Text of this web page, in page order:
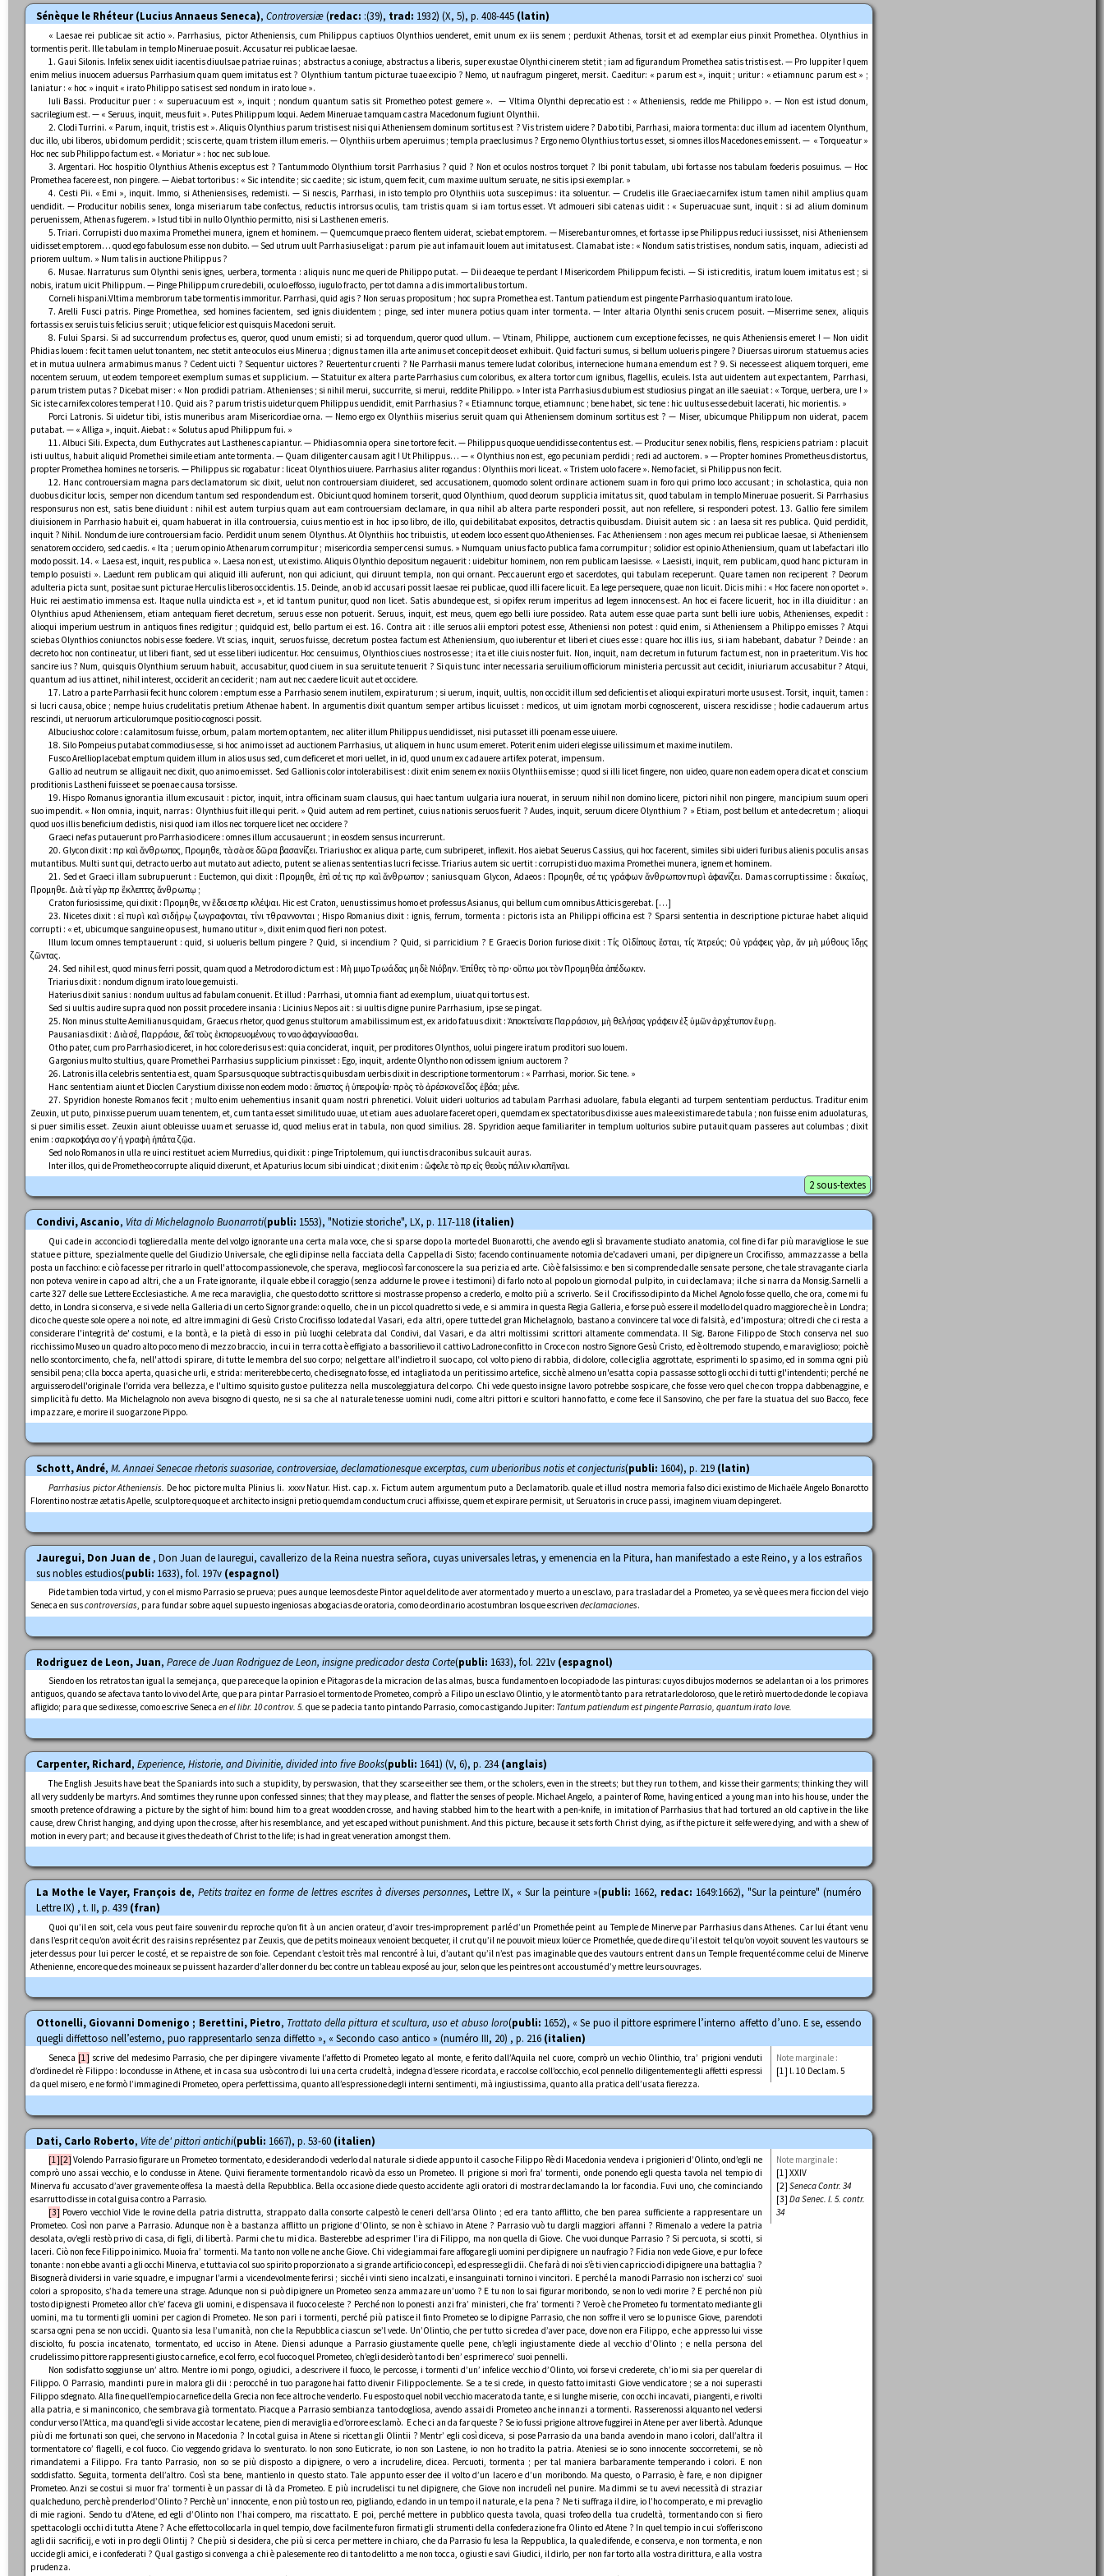
Sénèque le Rhéteur (Lucius Annaeus Seneca), Controversiæ(redac: :(39), trad: 1932) (X, 5), p. 408-445 (latin)
« Laesae rei publicae sit actio ». Parrhasius, pictor Atheniensis, cum Philippus captiuos Olynthios uenderet, emit unum ex iis senem ; perduxit Athenas, torsit et ad exemplar eius pinxit Promethea. Olynthius in
tormentis perit. Ille tabulam in templo Mineruae posuit. Accusatur rei publicae laesae.
1. Gaui Silonis. Infelix senex uidit iacentis diuulsae patriae ruinas ; abstractus a coniuge, abstractus a liberis, super exustae Olynthi cinerem stetit ; iam ad figurandum Promethea satis tristis est. — Pro Iuppiter ! quem
enim melius inuocem aduersus Parrhasium quam quem imitatus est ? Olynthium tantum picturae tuae excipio ? Nemo, ut naufragum pingeret, mersit. Caeditur: « parum est », inquit ; uritur : « etiamnunc parum est » ;
laniatur : « hoc » inquit « irato Philippo satis est sed nondum in irato Ioue ».
Iuli Bassi. Producitur puer : « superuacuum est », inquit ; nondum quantum satis sit Prometheo potest gemere ». — Vltima Olynthi deprecatio est : « Atheniensis, redde me Philippo ». — Non est istud donum,
sacrilegium est. — « Seruus, inquit, meus fuit ». Putes Philippum loqui. Aedem Mineruae tamquam castra Macedonum fugiunt Olynthii.
2. Clodi Turrini. « Parum, inquit, tristis est ». Aliquis Olynthius parum tristis est nisi qui Atheniensem dominum sortitus est ? Vis tristem uidere ? Dabo tibi, Parrhasi, maiora tormenta: duc illum ad iacentem Olynthum,
duc illo, ubi liberos, ubi domum perdidit ; scis certe, quam tristem illum emeris. — Olynthiis urbem aperuimus ; templa praeclusimus ? Ergo nemo Olynthius tortus esset, si omnes illos Macedones emissent. — « Torqueatur »
Hoc nec sub Philippo factum est. « Moriatur » : hoc nec sub Ioue.
3. Argentari. Hoc hospitio Olynthius Athenis exceptus est ? Tantummodo Olynthium torsit Parrhasius ? quid ? Non et oculos nostros torquet ? Ibi ponit tabulam, ubi fortasse nos tabulam foederis posuimus. — Hoc
Promethea facere est, non pingere. — Aiebat tortoribus : « Sic intendite ; sic caedite ; sic istum, quem fecit, cum maxime uultum seruate, ne sitis ipsi exemplar. »
4. Cesti Pii. « Emi », inquit. Immo, si Atheniensis es, redemisti. — Si nescis, Parrhasi, in isto templo pro Olynthiis uota suscepimus : ita soluentur. — Crudelis ille Graeciae carnifex istum tamen nihil amplius quam
uendidit. — Producitur nobilis senex, longa miseriarum tabe confectus, reductis introrsus oculis, tam tristis quam si iam tortus esset. Vt admoueri sibi catenas uidit : « Superuacuae sunt, inquit : si ad alium dominum
peruenissem, Athenas fugerem. » Istud tibi in nullo Olynthio permitto, nisi si Lasthenen emeris.
5. Triari. Corrupisti duo maxima Promethei munera, ignem et hominem. — Quemcumque praeco flentem uiderat, sciebat emptorem. — Miserebantur omnes, et fortasse ipse Philippus reduci iussisset, nisi Atheniensem
uidisset emptorem… quod ego fabulosum esse non dubito. — Sed utrum uult Parrhasius eligat : parum pie aut infamauit Iouem aut imitatus est. Clamabat iste : « Nondum satis tristis es, nondum satis, inquam, adiecisti ad
priorem uultum. » Num talis in auctione Philippus ?
6. Musae. Narraturus sum Olynthi senis ignes, uerbera, tormenta : aliquis nunc me queri de Philippo putat. — Dii deaeque te perdant ! Misericordem Philippum fecisti. — Si isti creditis, iratum Iouem imitatus est ; si
nobis, iratum uicit Philippum. — Pinge Philippum crure debili, oculo effosso, iugulo fracto, per tot damna a dis immortalibus tortum.
Corneli hispani.Vltima membrorum tabe tormentis immoritur. Parrhasi, quid agis ? Non seruas propositum ; hoc supra Promethea est. Tantum patiendum est pingente Parrhasio quantum irato Ioue.
7. Arelli Fusci patris. Pinge Promethea, sed homines facientem, sed ignis diuidentem ; pinge, sed inter munera potius quam inter tormenta. — Inter altaria Olynthi senis crucem posuit. —Miserrime senex, aliquis
fortassis ex seruis tuis felicius seruit ; utique felicior est quisquis Macedoni seruit.
8. Fului Sparsi. Si ad succurrendum profectus es, queror, quod unum emisti; si ad torquendum, queror quod ullum. — Vtinam, Philippe, auctionem cum exceptione fecisses, ne quis Atheniensis emeret ! — Non uidit
Phidias Iouem : fecit tamen uelut tonantem, nec stetit ante oculos eius Minerua ; dignus tamen illa arte animus et concepit deos et exhibuit. Quid facturi sumus, si bellum uolueris pingere ? Diuersas uirorum statuemus acies
et in mutua uulnera armabimus manus ? Cedent uicti ? Sequentur uictores ? Reuertentur cruenti ? Ne Parrhasii manus temere ludat coloribus, internecione humana emendum est ? 9. Si necesse est aliquem torqueri, eme
nocentem seruum, ut eodem tempore et exemplum sumas et supplicium. — Statuitur ex altera parte Parrhasius cum coloribus, ex altera tortor cum ignibus, flagellis, eculeis. Ista aut uidentem aut expectantem, Parrhasi,
parum tristem putas ? Dicebat miser : « Non prodidi patriam. Athenienses ; si nihil merui, succurrite, si merui, reddite Philippo. » Inter ista Parrhasius dubium est studiosius pingat an ille saeuiat : « Torque, uerbera, ure ! »
Sic iste carnifex colores temperat ! 10. Quid ais ? parum tristis uidetur quem Philippus uendidit, emit Parrhasius ? « Etiamnunc torque, etiamnunc ; bene habet, sic tene : hic uultus esse debuit lacerati, hic morientis. »
Porci Latronis. Si uidetur tibi, istis muneribus aram Misericordiae orna. — Nemo ergo ex Olynthiis miserius seruit quam qui Atheniensem dominum sortitus est ? — Miser, ubicumque Philippum non uiderat, pacem
putabat. — « Alliga », inquit. Aiebat : « Solutus apud Philippum fui. »
11. Albuci Sili. Expecta, dum Euthycrates aut Lasthenes capiantur. — Phidias omnia opera sine tortore fecit. — Philippus quoque uendidisse contentus est. — Producitur senex nobilis, flens, respiciens patriam : placuit
isti uultus, habuit aliquid Promethei simile etiam ante tormenta. — Quam diligenter causam agit ! Ut Philippus… — « Olynthius non est, ego pecuniam perdidi ; redi ad auctorem. » — Propter homines Prometheus distortus,
propter Promethea homines ne torseris. — Philippus sic rogabatur : liceat Olynthios uiuere. Parrhasius aliter rogandus : Olynthiis mori liceat. « Tristem uolo facere ». Nemo faciet, si Philippus non fecit.
12. Hanc controuersiam magna pars declamatorum sic dixit, uelut non controuersiam diuideret, sed accusationem, quomodo solent ordinare actionem suam in foro qui primo loco accusant ; in scholastica, quia non
duobus dicitur locis, semper non dicendum tantum sed respondendum est. Obiciunt quod hominem torserit, quod Olynthium, quod deorum supplicia imitatus sit, quod tabulam in templo Mineruae posuerit. Si Parrhasius
responsurus non est, satis bene diuidunt : nihil est autem turpius quam aut eam controuersiam declamare, in qua nihil ab altera parte responderi possit, aut non refellere, si responderi potest. 13. Gallio fere similem
diuisionem in Parrhasio habuit ei, quam habuerat in illa controuersia, cuius mentio est in hoc ipso libro, de illo, qui debilitabat expositos, detractis quibusdam. Diuisit autem sic : an laesa sit res publica. Quid perdidit,
inquit ? Nihil. Nondum de iure controuersiam facio. Perdidit unum senem Olynthus. At Olynthiis hoc tribuistis, ut eodem loco essent quo Athenienses. Fac Atheniensem : non ages mecum rei publicae laesae, si Atheniensem
senatorem occidero, sed caedis. « Ita ; uerum opinio Athenarum corrumpitur ; misericordia semper censi sumus. » Numquam unius facto publica fama corrumpitur ; solidior est opinio Atheniensium, quam ut labefactari illo
modo possit. 14. « Laesa est, inquit, res publica ». Laesa non est, ut existimo. Aliquis Olynthio depositum negauerit : uidebitur hominem, non rem publicam laesisse. « Laesisti, inquit, rem publicam, quod hanc picturam in
templo posuisti ». Laedunt rem publicam qui aliquid illi auferunt, non qui adiciunt, qui diruunt templa, non qui ornant. Peccauerunt ergo et sacerdotes, qui tabulam receperunt. Quare tamen non reciperent ? Deorum
adulteria picta sunt, positae sunt picturae Herculis liberos occidentis. 15. Deinde, an ob id accusari possit laesae rei publicae, quod illi facere licuit. Ea lege persequere, quae non licuit. Dicis mihi : « Hoc facere non oportet ».
Huic rei aestimatio immensa est. Itaque nulla uindicta est », et id tantum punitur, quod non licet. Satis abundeque est, si opifex rerum imperitus ad legem innocens est. An hoc ei facere licuerit, hoc in illa diuiditur : an
Olynthius apud Atheniensem, etiam antequam fieret decretum, seruus esse non potuerit. Seruus, inquit, est meus, quem ego belli iure possideo. Rata autem esse quae parta sunt belli iure uobis, Athenienses, expedit :
alioqui imperium uestrum in antiquos fines redigitur ; quidquid est, bello partum ei est. 16. Contra ait : ille seruos alii emptori potest esse, Atheniensi non potest : quid enim, si Atheniensem a Philippo emisses ? Atqui
sciebas Olynthios coniunctos nobis esse foedere. Vt scias, inquit, seruos fuisse, decretum postea factum est Atheniensium, quo iuberentur et liberi et ciues esse : quare hoc illis ius, si iam habebant, dabatur ? Deinde : an
decreto hoc non contineatur, ut liberi fiant, sed ut esse liberi iudicentur. Hoc censuimus, Olynthios ciues nostros esse ; ita et ille ciuis noster fuit. Non, inquit, nam decretum in futurum factum est, non in praeteritum. Vis hoc
sancire ius ? Num, quisquis Olynthium seruum habuit, accusabitur, quod ciuem in sua seruitute tenuerit ? Si quis tunc inter necessaria seruilium officiorum ministeria percussit aut cecidit, iniuriarum accusabitur ? Atqui,
quantum ad ius attinet, nihil interest, occiderit an ceciderit ; nam aut nec caedere licuit aut et occidere.
17. Latro a parte Parrhasii fecit hunc colorem : emptum esse a Parrhasio senem inutilem, expiraturum ; si uerum, inquit, uultis, non occidit illum sed deficientis et alioqui expiraturi morte usus est. Torsit, inquit, tamen :
si lucri causa, obice ; nempe huius crudelitatis pretium Athenae habent. In argumentis dixit quantum semper artibus licuisset : medicos, ut uim ignotam morbi cognoscerent, uiscera rescidisse ; hodie cadauerum artus
rescindi, ut neruorum articulorumque positio cognosci possit.
Albuciushoc colore : calamitosum fuisse, orbum, palam mortem optantem, nec aliter illum Philippus uendidisset, nisi putasset illi poenam esse uiuere.
18. Silo Pompeius putabat commodius esse, si hoc animo isset ad auctionem Parrhasius, ut aliquem in hunc usum emeret. Poterit enim uideri elegisse uilissimum et maxime inutilem.
Fusco Arellioplacebat emptum quidem illum in alios usus sed, cum deficeret et mori uellet, in id, quod unum ex cadauere artifex poterat, impensum.
Gallio ad neutrum se alligauit nec dixit, quo animo emisset. Sed Gallionis color intolerabilis est : dixit enim senem ex noxiis Olynthiis emisse ; quod si illi licet fingere, non uideo, quare non eadem opera dicat et conscium
proditionis Lastheni fuisse et se poenae causa torsisse.
19. Hispo Romanus ignorantia illum excusauit : pictor, inquit, intra officinam suam clausus, qui haec tantum uulgaria iura nouerat, in seruum nihil non domino licere, pictori nihil non pingere, mancipium suum operi
suo impendit. « Non omnia, inquit, narras : Olynthius fuit ille qui perit. » Quid autem ad rem pertinet, cuius nationis seruos fuerit ? Audes, inquit, seruum dicere Olynthium ? » Etiam, post bellum et ante decretum ; alioqui
quod uos illis beneficium dedistis, nisi quod iam illos nec torquere licet nec occidere ?
Graeci nefas putauerunt pro Parrhasio dicere : omnes illum accusauerunt ; in eosdem sensus incurrerunt.
20. Glycon dixit : πῦρ καὶ ἄνθρωπος, Προμηθεῦ, τὰ σὰ σε δῶρα βασανίζει. Triariushoc ex aliqua parte, cum subriperet, inflexit. Ηos aiebat Seuerus Cassius, qui hoc facerent, similes sibi uideri furibus alienis poculis ansas
mutantibus. Multi sunt qui, detracto uerbo aut mutato aut adiecto, putent se alienas sententias lucri fecisse. Triarius autem sic uertit : corrupisti duo maxima Promethei munera, ignem et hominem.
21. Sed et Graeci illam subrupuerunt : Euctemon, qui dixit : Προμηθεῦ, ἐπὶ σέ τις πῦρ καὶ ἄνθρωπον ; sanius quam Glycon, Adaeos : Προμηθεῦ, σέ τις γράφων ἄνθρωπον πυρὶ ἀφανίζει. Damas corruptissime : δικαίως,
Προμηθεῦ. Διὰ τί γὰρ πῦρ ἔκλεπτες ἄνθρωπῳ ;
Craton furiosissime, qui dixit : Προμηθεῦ, νῦν ἔδει σε πῦρ κλέψαι. Hic est Craton, uenustissimus homo et professus Asianus, qui bellum cum omnibus Atticis gerebat. […]
23. Nicetes dixit : εἰ πυρὶ καὶ σιδήρῳ ζωγραφοῦνται, τίνι τθραννοῦνται ; Hispo Romanius dixit : ignis, ferrum, tormenta : pictoris ista an Philippi officina est ? Sparsi sententia in descriptione picturae habet aliquid
corrupti : « et, ubicumque sanguine opus est, humano utitur », dixit enim quod fieri non potest.
Illum locum omnes temptauerunt : quid, si uolueris bellum pingere ? Quid, si incendium ? Quid, si parricidium ? E Graecis Dorion furiose dixit : Τίς Οἰδίπους ἔσται, τίς Ἀτρεύς; Οὐ γράφεις γὰρ, ἄν μὴ μύθους ἴδῃς
ζῶντας.
24. Sed nihil est, quod minus ferri possit, quam quod a Metrodoro dictum est : Μὴ μιμοῦ Τρωάδας μηδὲ Νιόβην. Ἐπίθες τὸ πῦρ· οὔπω μοι τὸν Προμηθέα ἀπέδωκεν.
Triarius dixit : nondum dignum irato Ioue gemuisti.
Haterius dixit sanius : nondum uultus ad fabulam conuenit. Et illud : Parrhasi, ut omnia fiant ad exemplum, uiuat qui tortus est.
Sed si uultis audire supra quod non possit procedere insania : Licinius Nepos ait : si uultis digne punire Parrhasium, ipse se pingat.
25. Non minus stulte Aemilianus quidam, Graecus rhetor, quod genus stultorum amabilissimum est, ex arido fatuus dixit : Ἀποκτείνατε Παρράσιον, μὴ θελήσας γράφειν ἐξ ὑμῶν ἀρχέτυπον ἕυρῃ.
Pausanias dixit : Διὰ σέ, Παρράσιε, δεῖ τοὺς ἐκπορευομένους τοῦ ναοῦ ἀφαγνίσασθαι.
Otho pater, cum pro Parrhasio diceret, in hoc colore derisus est: quia conciderat, inquit, per proditores Olynthos, uolui pingere iratum proditori suo Iouem.
Gargonius multo stultius, quare Promethei Parrhasius supplicium pinxisset : Ego, inquit, ardente Olyntho non odissem ignium auctorem ?
26. Latronis illa celebris sententia est, quam Sparsus quoque subtractis quibusdam uerbis dixit in descriptione tormentorum : « Parrhasi, morior. Sic tene. »
Hanc sententiam aiunt et Dioclen Carystium dixisse non eodem modo : ἄπιστος ἡ ὑπεροψία· πρὸς τὸ ἀρέσκον εἶδος ἐβόα; μένε.
27. Spyridion honeste Romanos fecit ; multo enim uehementius insanit quam nostri phrenetici. Voluit uideri uolturios ad tabulam Parrhasi aduolare, fabula eleganti ad turpem sententiam perductus. Traditur enim
Zeuxin, ut puto, pinxisse puerum uuam tenentem, et, cum tanta esset similitudo uuae, ut etiam aues aduolare faceret operi, quemdam ex spectatoribus dixisse aues male existimare de tabula ; non fuisse enim aduolaturas,
si puer similis esset. Zeuxin aiunt obleuisse uuam et seruasse id, quod melius erat in tabula, non quod similius. 28. Spyridion aeque familiariter in templum uolturios subire putauit quam passeres aut columbas ; dixit
enim : σαρκοφάγα σοῦ γ’ἡ γραφὴ ἡπάτα ζῷα.
Sed nolo Romanos in ulla re uinci restituet aciem Murredius, qui dixit : pinge Triptolemum, qui iunctis draconibus sulcauit auras.
Inter illos, qui de Prometheo corrupte aliquid dixerunt, et Apaturius locum sibi uindicat ; dixit enim : ὤφελε τὸ πῦρ εἰς θεοὺς πάλιν κλαπῆναι.
2 sous-textes
Condivi, Ascanio, Vita di Michelagnolo Buonarroti(publi: 1553), "Notizie storiche", LX, p. 117-118 (italien)
Qui cade in acconcio di togliere dalla mente del volgo ignorante una certa mala voce, che si sparse dopo la morte del Buonarotti, che avendo egli sì bravamente studiato anatomia, col fine di far più maravigliose le sue
statue e pitture, spezialmente quelle del Giudizio Universale, che egli dipinse nella facciata della Cappella di Sisto; facendo continuamente notomia de'cadaveri umani, per dipignere un Crocifisso, ammazzasse a bella
posta un facchino: e ciò facesse per ritrarlo in quell'atto compassionevole, che sperava, meglio così far conoscere la sua perizia ed arte. Ciò è falsissimo: e ben si comprende dalle sensate persone, che tale stravagante ciarla
non poteva venire in capo ad altri, che a un Frate ignorante, il quale ebbe il coraggio (senza addurne le prove e i testimoni) di farlo noto al popolo un giorno dal pulpito, in cui declamava; il che si narra da Monsig.Sarnelli a
carte 327 delle sue Lettere Ecclesiastiche. A me reca maraviglia, che questo dotto scrittore si mostrasse propenso a crederlo, e molto più a scriverlo. Se il Crocifisso dipinto da Michel Agnolo fosse quello, che ora, come mi fu
detto, in Londra si conserva, e si vede nella Galleria di un certo Signor grande: o quello, che in un piccol quadretto si vede, e si ammira in questa Regia Galleria, e forse può essere il modello del quadro maggiore che è in Londra;
dico che queste sole opere a noi note, ed altre immagini di Gesù Cristo Crocifisso lodate dal Vasari, e da altri, opere tutte del gran Michelagnolo, bastano a convincere tal voce di falsità, e d'impostura; oltre di che ci resta a
considerare l'integrità de' costumi, e la bontà, e la pietà di esso in più luoghi celebrata dal Condivi, dal Vasari, e da altri moltissimi scrittori altamente commendata. Il Sig. Barone Filippo de Stoch conserva nel suo
ricchissimo Museo un quadro alto poco meno di mezzo braccio, in cui in terra cotta è effigiato a bassorilievo il cattivo Ladrone confitto in Croce con nostro Signore Gesù Cristo, ed è oltremodo stupendo, e maraviglioso; poichè
nello scontorcimento, che fa, nell'atto di spirare, di tutte le membra del suo corpo; nel gettare all'indietro il suo capo, col volto pieno di rabbia, di dolore, colle ciglia aggrottate, esprimenti lo spasimo, ed in somma ogni più
sensibil pena; clla bocca aperta, quasi che urli, e strida: meriterebbe certo, che disegnato fosse, ed intagliato da un peritissimo artefice, sicchè almeno un'esatta copia passasse sotto gli occhi di tutti gl'intendenti; perché ne
arguissero dell'originale l'orrida vera bellezza, e l'ultimo squisito gusto e pulitezza nella muscoleggiatura del corpo. Chi vede questo insigne lavoro potrebbe sospicare, che fosse vero quel che con troppa dabbenaggine, e
simplicità fu detto. Ma Michelagnolo non aveva bisogno di questo, ne si sa che al naturale tenesse uomini nudi, come altri pittori e scultori hanno fatto, e come fece il Sansovino, che per fare la stuatua del suo Bacco, fece
impazzare, e morire il suo garzone Pippo.
Schott, André, M. Annaei Senecae rhetoris suasoriae, controversiae, declamationesque excerptas, cum uberioribus notis et conjecturis(publi: 1604), p. 219 (latin)
Parrhasius pictor Atheniensis. De hoc pictore multa Plinius li. xxxv Natur. Hist. cap. x. Fictum autem argumentum puto a Declamatorib. quale et illud nostra memoria falso dici existimo de Michaële Angelo Bonarotto
Florentino nostræ ætatis Apelle, sculptore quoque et architecto insigni pretio quemdam conductum cruci affixisse, quem et expirare permisit, ut Seruatoris in cruce passi, imaginem viuam depingeret.
Jauregui, Don Juan de , Don Juan de Iauregui, cavallerizo de la Reina nuestra señora, cuyas universales letras, y emenencia en la Pitura, han manifestado a este Reino, y a los estraños
sus nobles estudios(publi: 1633), fol. 197v (espagnol)
Pide tambien toda virtud, y con el mismo Parrasio se prueva; pues aunque leemos deste Pintor aquel delito de aver atormentado y muerto a un esclavo, para trasladar del a Prometeo, ya se vè que es mera ficcion del viejo
Seneca en suscontroversias, para fundar sobre aquel supuesto ingeniosas abogacias de oratoria, como de ordinario acostumbran los que escriven declamaciones.
Rodriguez de Leon, Juan, Parece de Juan Rodriguez de Leon, insigne predicador desta Corte(publi: 1633), fol. 221v (espagnol)
Siendo en los retratos tan igual la semejança, que parece que la opinion e Pitagoras de la micracion de las almas, busca fundamento en lo copiado de las pinturas: cuyos dibujos modernos se adelantan oi a los primores
antiguos, quando se afectava tanto lo vivo del Arte, que para pintar Parrasio el tormento de Prometeo, comprò a Filipo un esclavo Olintio, y le atormentò tanto para retratarle doloroso, que le retirò muerto de donde le copiava
afligido; para que se dixesse, como escrive Seneca en el libr. 10 controv. 5. que se padecia tanto pintando Parrasio, como castigando Jupiter: Tantum patiendum est pingente Parrasio, quantum irato Iove.
Carpenter, Richard, Experience, Historie, and Divinitie, divided into five Books(publi: 1641) (V, 6), p. 234 (anglais)
The English Jesuits have beat the Spaniards into such a stupidity, by perswasion, that they scarse either see them, or the scholers, even in the streets; but they run to them, and kisse their garments; thinking they will
all very suddenly be martyrs. And somtimes they runne upon confessed sinnes; that they may please, and flatter the senses of people. Michael Angelo, a painter of Rome, having enticed a young man into his house, under the
smooth pretence of drawing a picture by the sight of him: bound him to a great woodden crosse, and having stabbed him to the heart with a pen-knife, in imitation of Parrhasius that had tortured an old captive in the like
cause, drew Christ hanging, and dying upon the crosse, after his resemblance, and yet escaped without punishment. And this picture, because it sets forth Christ dying, as if the picture it selfe were dying, and with a shew of
motion in every part; and because it gives the death of Christ to the life; is had in great veneration amongst them.
La Mothe le Vayer, François de, Petits traitez en forme de lettres escrites à diverses personnes, Lettre IX, « Sur la peinture »(publi: 1662, redac: 1649:1662), "Sur la peinture" (numéro
Lettre IX) , t. II, p. 439 (fran)
Quoi qu’il en soit, cela vous peut faire souvenir du reproche qu’on fit à un ancien orateur, d’avoir tres-improprement parlé d’un Promethée peint au Temple de Minerve par Parrhasius dans Athenes. Car lui étant venu
dans l’esprit ce qu’on avoit écrit des raisins représentez par Zeuxis, que de petits moineaux venoient becqueter, il crut qu’il ne pouvoit mieux loüer ce Promethée, que de dire qu’il estoit tel qu’on voyoit souvent les vautours se
jeter dessus pour lui percer le costé, et se repaistre de son foie. Cependant c’estoit très mal rencontré à lui, d’autant qu’il n’est pas imaginable que des vautours entrent dans un Temple frequenté comme celui de Minerve
Athenienne, encore que des moineaux se puissent hazarder d’aller donner du bec contre un tableau exposé au jour, selon que les peintres ont accoustumé d’y mettre leurs ouvrages.
Ottonelli, Giovanni Domenigo ; Berettini, Pietro, Trattato della pittura et scultura, uso et abuso loro(publi: 1652), « Se puo il pittore esprimere l’interno affetto d’uno. E se, essendo
quegli diffettoso nell’esterno, puo rappresentarlo senza diffetto », « Secondo caso antico » (numéro III, 20) , p. 216 (italien)
Note marginale :
[1] l. 10 Declam. 5
Seneca [1] scrive del medesimo Parrasio, che per dipingere vivamente l’affetto di Prometeo legato al monte, e ferito dall’Aquila nel cuore, comprò un vechio Olinthio, tra’ prigioni venduti
d’ordine del rè Filippo : lo condusse in Athene, et in casa sua usò contro di lui una certa crudeltà, indegna d’essere ricordata, e raccolse coll’occhio, e col pennello diligentemente gli affetti espressi
da quel misero, e ne formò l’immagine di Prometeo, opera perfettissima, quanto all’espressione degli interni sentimenti, mà ingiustissima, quanto alla pratica dell’usata fierezza.
Dati, Carlo Roberto, Vite de' pittori antichi(publi: 1667), p. 53-60 (italien)
Note marginale :
[1] XXIV
[2]Seneca Contr. 34
[3]Da Senec. l. 5. contr.
34
[1][2] Volendo Parrasio figurare un Prometeo tormentato, e desiderando di vederlo dal naturale si diede appunto il caso che Filippo Rè di Macedonia vendeva i prigionieri d’Olinto, ond’egli ne
comprò uno assai vecchio, e lo condusse in Atene. Quivi fieramente tormentandolo ricavò da esso un Prometeo. Il prigione si morì fra’ tormenti, onde ponendo egli questa tavola nel tempio di
Minerva fu accusato d’aver gravemente offesa la maestà della Repubblica. Bella occasione diede questo accidente agli oratori di mostrar declamando la lor facondia. Fuvi uno, che cominciando
esarrutto disse in cotal guisa contro a Parrasio.
[3] Povero vecchio! Vide le rovine della patria distrutta, strappato dalla consorte calpestò le ceneri dell’arsa Olinto ; ed era tanto afflitto, che ben parea sufficiente a rappresentare un
Prometeo. Così non parve a Parrasio. Adunque non è a bastanza afflitto un prigione d’Olinto, se non è schiavo in Atene ? Parrasio vuò tu dargli maggiori affanni ? Rimenalo a vedere la patria
desolata, ov’egli restò privo di casa, di figli, di libertà. Parmi che tu mi dica. Basterebbe ad esprimer l’ira di Filippo, ma non quella di Giove. Che vuoi dunque Parrasio ? Si percuota, si scotti, si
laceri. Ciò non fece Filippo inimico. Muoia fra’ tormenti. Ma tanto non volle ne anche Giove. Chi vide giammai fare affogare gli uomini per dipignere un naufragio ? Fidia non vede Giove, e pur lo fece
tonante : non ebbe avanti a gli occhi Minerva, e tuttavia col suo spirito proporzionato a si grande artificio concepì, ed espresse gli dii. Che farà di noi s’è ti vien capriccio di dipignere una battaglia ?
Bisognerà dividersi in varie squadre, e impugnar l’armi a vicendevolmente ferirsi ; sicché i vinti sieno incalzati, e insanguinati tornino i vincitori. E perché la mano di Parrasio non ischerzi co’ suoi
colori a sproposito, s’ha da temere una strage. Adunque non si può dipignere un Prometeo senza ammazare un’uomo ? E tu non lo sai figurar moribondo, se non lo vedi morire ? E perché non più
tosto dipignesti Prometeo allor ch’e’ faceva gli uomini, e dispensava il fuoco celeste ? Perché non lo ponesti anzi fra’ ministeri, che fra’ tormenti ? Vero è che Prometeo fu tormentato mediante gli
uomini, ma tu tormenti gli uomini per cagion di Prometeo. Ne son pari i tormenti, perché più patisce il finto Prometeo se lo dipigne Parrasio, che non soffre il vero se lo punisce Giove, parendoti
scarsa ogni pena se non uccidi. Quanto sia lesa l’umanità, non che la Repubblica ciascun se’l vede. Un’Olintio, che per tutto si credea d’aver pace, dove non era Filippo, e che appresso lui visse
disciolto, fu poscia incatenato, tormentato, ed ucciso in Atene. Diensi adunque a Parrasio giustamente quelle pene, ch’egli ingiustamente diede al vecchio d’Olinto ; e nella persona del
crudelissimo pittore rappresenti giusto carnefice, e col ferro, e col fuoco quel Prometeo, ch’egli desiderò tanto di ben’ esprimere co’ suoi pennelli.
Non sodisfatto soggiunse un’ altro. Mentre io mi pongo, o giudici, a descrivere il fuoco, le percosse, i tormenti d’un’ infelice vecchio d’Olinto, voi forse vi crederete, ch’io mi sia per querelar di
Filippo. O Parrasio, mandinti pure in malora gli dii : perocché in tuo paragone hai fatto divenir Filippo clemente. Se a te si crede, in questo fatto imitasti Giove vendicatore ; se a noi superasti
Filippo sdegnato. Alla fine quell’empio carnefice della Grecia non fece altro che venderlo. Fu esposto quel nobil vecchio macerato da tante, e si lunghe miserie, con occhi incavati, piangenti, e rivolti
alla patria, e si maninconico, che sembrava già tormentato. Piacque a Parrasio sembianza tanto dogliosa, avendo assai di Prometeo anche innanzi a tormenti. Rasserenossi alquanto nel vedersi
condur verso l’Attica, ma quand’egli si vide accostar le catene, pien di meraviglia e d’orrore esclamò. E che ci an da far queste ? Se io fussi prigione altrove fuggirei in Atene per aver libertà. Adunque
più di me fortunati son quei, che servono in Macedonia ? In cotal guisa in Atene si ricettan gli Olintii ? Mentr’ egli così diceva, si pose Parrasio da una banda avendo in mano i colori, dall’altra il
tormentatore co’ flagelli, e col fuoco. Cio veggendo gridava lo sventurato. Io non sono Euticrate, io non son Lastene, io non ho tradito la patria. Ateniesi se io sono innocente soccorretemi, se nò
rimandatemi a Filippo. Fra tanto Parrasio, non so se più disposto a dipignere, o vero a incrudelire, dicea. Percuoti, tormenta ; per tal maniera barbaramente temperando i colori. E non
soddisfatto. Seguita, tormenta dell’altro. Così sta bene, mantienlo in questo stato. Tale appunto esser dee il volto d’un lacero e d’un moribondo. Ma questo, o Parrasio, è fare, e non dipigner
Prometeo. Anzi se costui si muor fra’ tormenti è un passar di là da Prometeo. E più incrudelisci tu nel dipignere, che Giove non incrudelì nel punire. Ma dimmi se tu avevi necessità di straziar
qualcheduno, perchè prenderlo d’Olinto ? Perchè un’ innocente, e non più tosto un reo, pigliando, e dando in un tempo il naturale, e la pena ? Ne ti suffraga il dire, io l’ho comperato, e mi prevaglio
di mie ragioni. Sendo tu d’Atene, ed egli d’Olinto non l’hai compero, ma riscattato. E poi, perché mettere in pubblico questa tavola, quasi trofeo della tua crudeltà, tormentando con si fiero
spettacolo gli occhi di tutta Atene ? A che effetto collocarla in quel tempio, dove facilmente furon firmati gli strumenti della confederazione fra Olinto ed Atene ? In quel tempio in cui s’offeriscono
agli dii sacrificij, e voti in pro degli Olintij ? Che più si desidera, che più si cerca per mettere in chiaro, che da Parrasio fu lesa la Reppublica, la quale difende, e conserva, e non tormenta, e non
uccide gli amici, e i confederati ? Qual gastigo si convenga a chi è palesemente reo di tanto delitto a me non tocca, o giusti e savi Giudici, il dirlo, per non far torto alla vostra dirittura, e alla vostra
prudenza.